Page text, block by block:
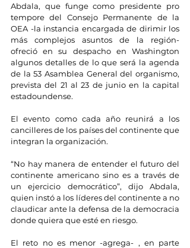
Abdala, que funge como presidente pro
tempore del Consejo Permanente de la
OEA -la instancia encargada de dirimir los
más complejos asuntos de la región-
ofreció en su despacho en Washington
algunos detalles de lo que será la agenda
de la 53 Asamblea General del organismo,
prevista del 21 al 23 de junio en la capital
estadoundense.
El evento como cada año reunirá a los
cancilleres de los países del continente que
integran la organización.
“No hay manera de entender el futuro del
continente americano sino es a través de
un ejercicio democrático”, dijo Abdala,
quien instó a los líderes del continente a no
claudicar ante la defensa de la democracia
donde quiera que esté en riesgo.
El reto no es menor -agrega- , en parte